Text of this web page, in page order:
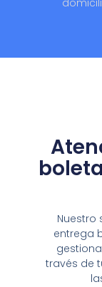
Nuestro
entrega
través de